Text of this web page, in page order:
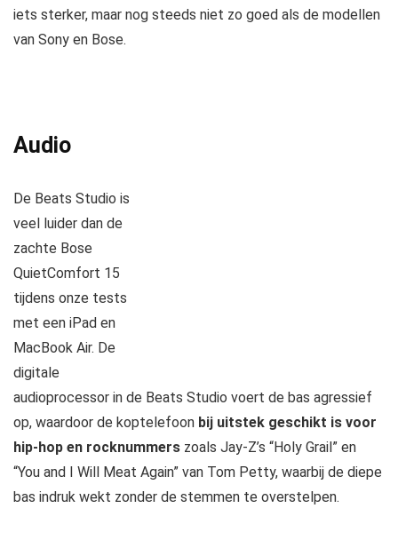
iets sterker, maar nog steeds niet zo goed als de modellen
van Sony en Bose.
Audio
De Beats Studio is
veel luider dan de
zachte Bose
QuietComfort 15
tijdens onze tests
met een iPad en
MacBook Air. De
digitale
audioprocessor in de Beats Studio voert de bas agressief
op, waardoor de koptelefoon bij uitstek geschikt is voor
hip-hop en rocknummers zoals Jay-Z’s “Holy Grail” en
“You and I Will Meat Again” van Tom Petty, waarbij de diepe
bas indruk wekt zonder de stemmen te overstelpen.